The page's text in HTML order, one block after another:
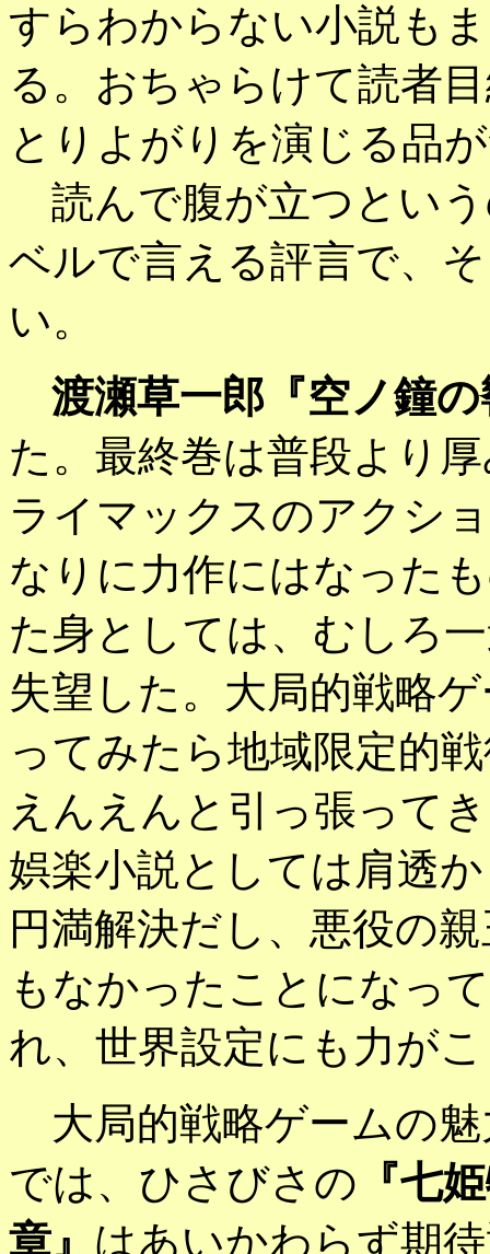
すらわからない小説も
る。おちゃらけて読者
とりよがりを演じる品
読んで腹が立つとい
ベルで言える評言で、
い。
渡瀬草一郎『空ノ鐘
た。最終巻は普段より
ライマックスのアクシ
なりに力作にはなった
た身としては、むしろ
失望した。大局的戦略
ってみたら地域限定的
えんえんと引っ張って
娯楽小説としては肩透
円満解決だし、悪役の
もなかったことになっ
れ、世界設定にも力が
大局的戦略ゲームの魅
では、ひさびさの 『七
章』 はあいかわらず期